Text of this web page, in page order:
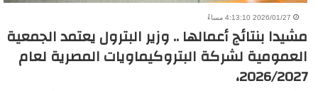
2026/01/27 4:13:10 مساءً
مشيدا بنتائج أعمالها .. وزير البترول يعتمد الجمعية
العمومية لشركة البتروكيماويات المصرية لعام
2026/2027،